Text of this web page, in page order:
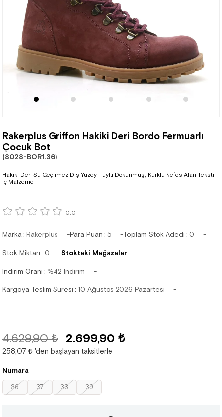
Rakerplus Griffon Hakiki Deri Bordo Fermuarlı
Çocuk Bot
(8028-BOR1.36)
Hakiki Deri Su Geçirmez Dış Yüzey. Tüylü Dokunmuş, Kürklü Nefes Alan Tekstil
İç Malzeme
0.0
Marka: Rakerplus Para Puan : 5 Toplam Stok Adedi : 0
Stok Miktarı : 0 Stoktaki Mağazalar
İndirim Oranı : %42 İndirim
Kargoya Teslim Süresi : 10 Ağustos 2026 Pazartesi
4.629,90 ₺ 2.699,90 ₺
258,07 ₺ 'den başlayan taksitlerle
Numara
36 37 38 39